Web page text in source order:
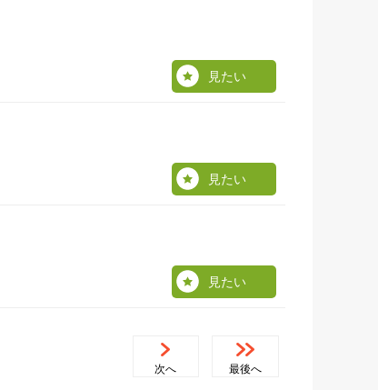
見たい
見たい
見たい
次へ 最後へ